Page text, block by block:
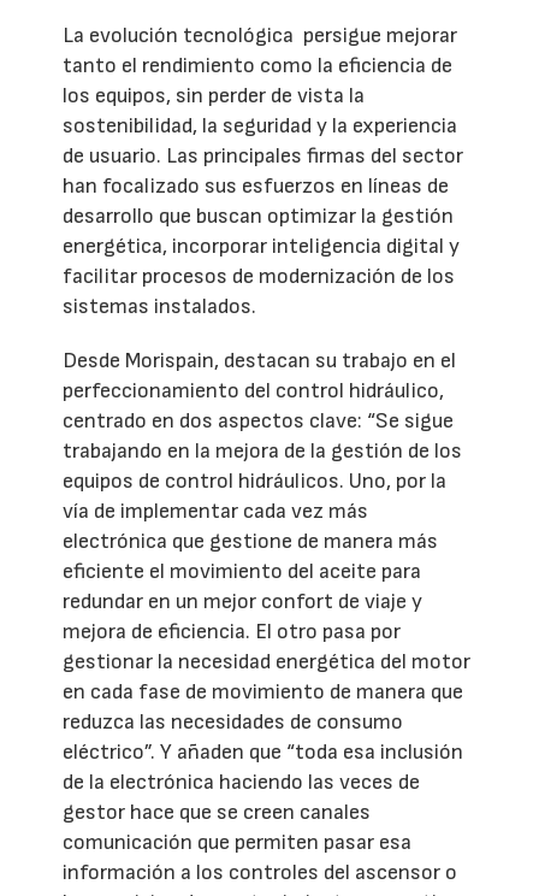
La evolución tecnológica persigue mejorar
tanto el rendimiento como la eficiencia de
los equipos, sin perder de vista la
sostenibilidad, la seguridad y la experiencia
de usuario. Las principales firmas del sector
han focalizado sus esfuerzos en líneas de
desarrollo que buscan optimizar la gestión
energética, incorporar inteligencia digital y
facilitar procesos de modernización de los
sistemas instalados.
Desde Morispain, destacan su trabajo en el
perfeccionamiento del control hidráulico,
centrado en dos aspectos clave: “Se sigue
trabajando en la mejora de la gestión de los
equipos de control hidráulicos. Uno, por la
vía de implementar cada vez más
electrónica que gestione de manera más
eficiente el movimiento del aceite para
redundar en un mejor confort de viaje y
mejora de eficiencia. El otro pasa por
gestionar la necesidad energética del motor
en cada fase de movimiento de manera que
reduzca las necesidades de consumo
eléctrico”. Y añaden que “toda esa inclusión
de la electrónica haciendo las veces de
gestor hace que se creen canales
comunicación que permiten pasar esa
información a los controles del ascensor o